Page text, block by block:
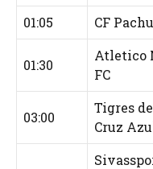
01:05 CF
01:30
Atletico
FC
03:00
Tigres
Cruz